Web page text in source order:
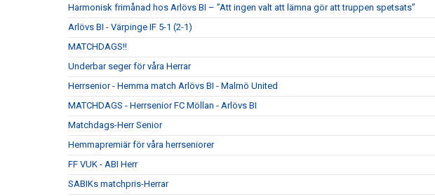
Harmonisk frimånad hos Arlövs BI – ”Att ingen valt att lämna gör att truppen spetsats”
Arlövs BI - Värpinge IF 5-1 (2-1)
MATCHDAGS!!
Underbar seger för våra Herrar
Herrsenior - Hemma match Arlövs BI - Malmö United
MATCHDAGS - Herrsenior FC Möllan - Arlövs BI
Matchdags-Herr Senior
Hemmapremiär för våra herrseniorer
FF VUK - ABI Herr
SABIKs matchpris-Herrar